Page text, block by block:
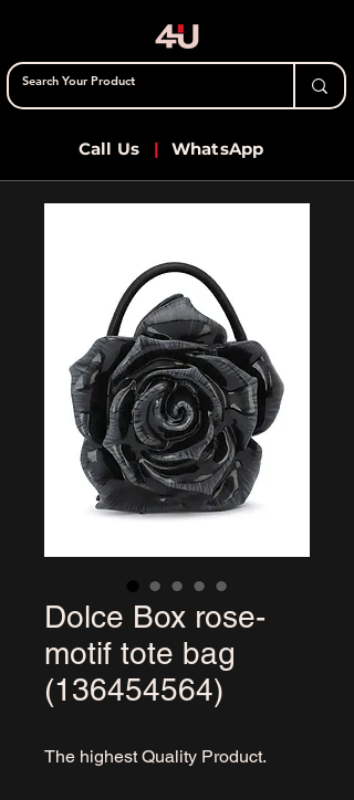
Call Us | WhatsApp
Dolce Box rose-
motif tote bag
(136454564)
The highest Quality Product.